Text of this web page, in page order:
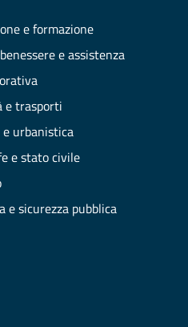
e formazione
e assistenza
e trasporti
urbanistica
e stato civile
e sicurezza pubblica